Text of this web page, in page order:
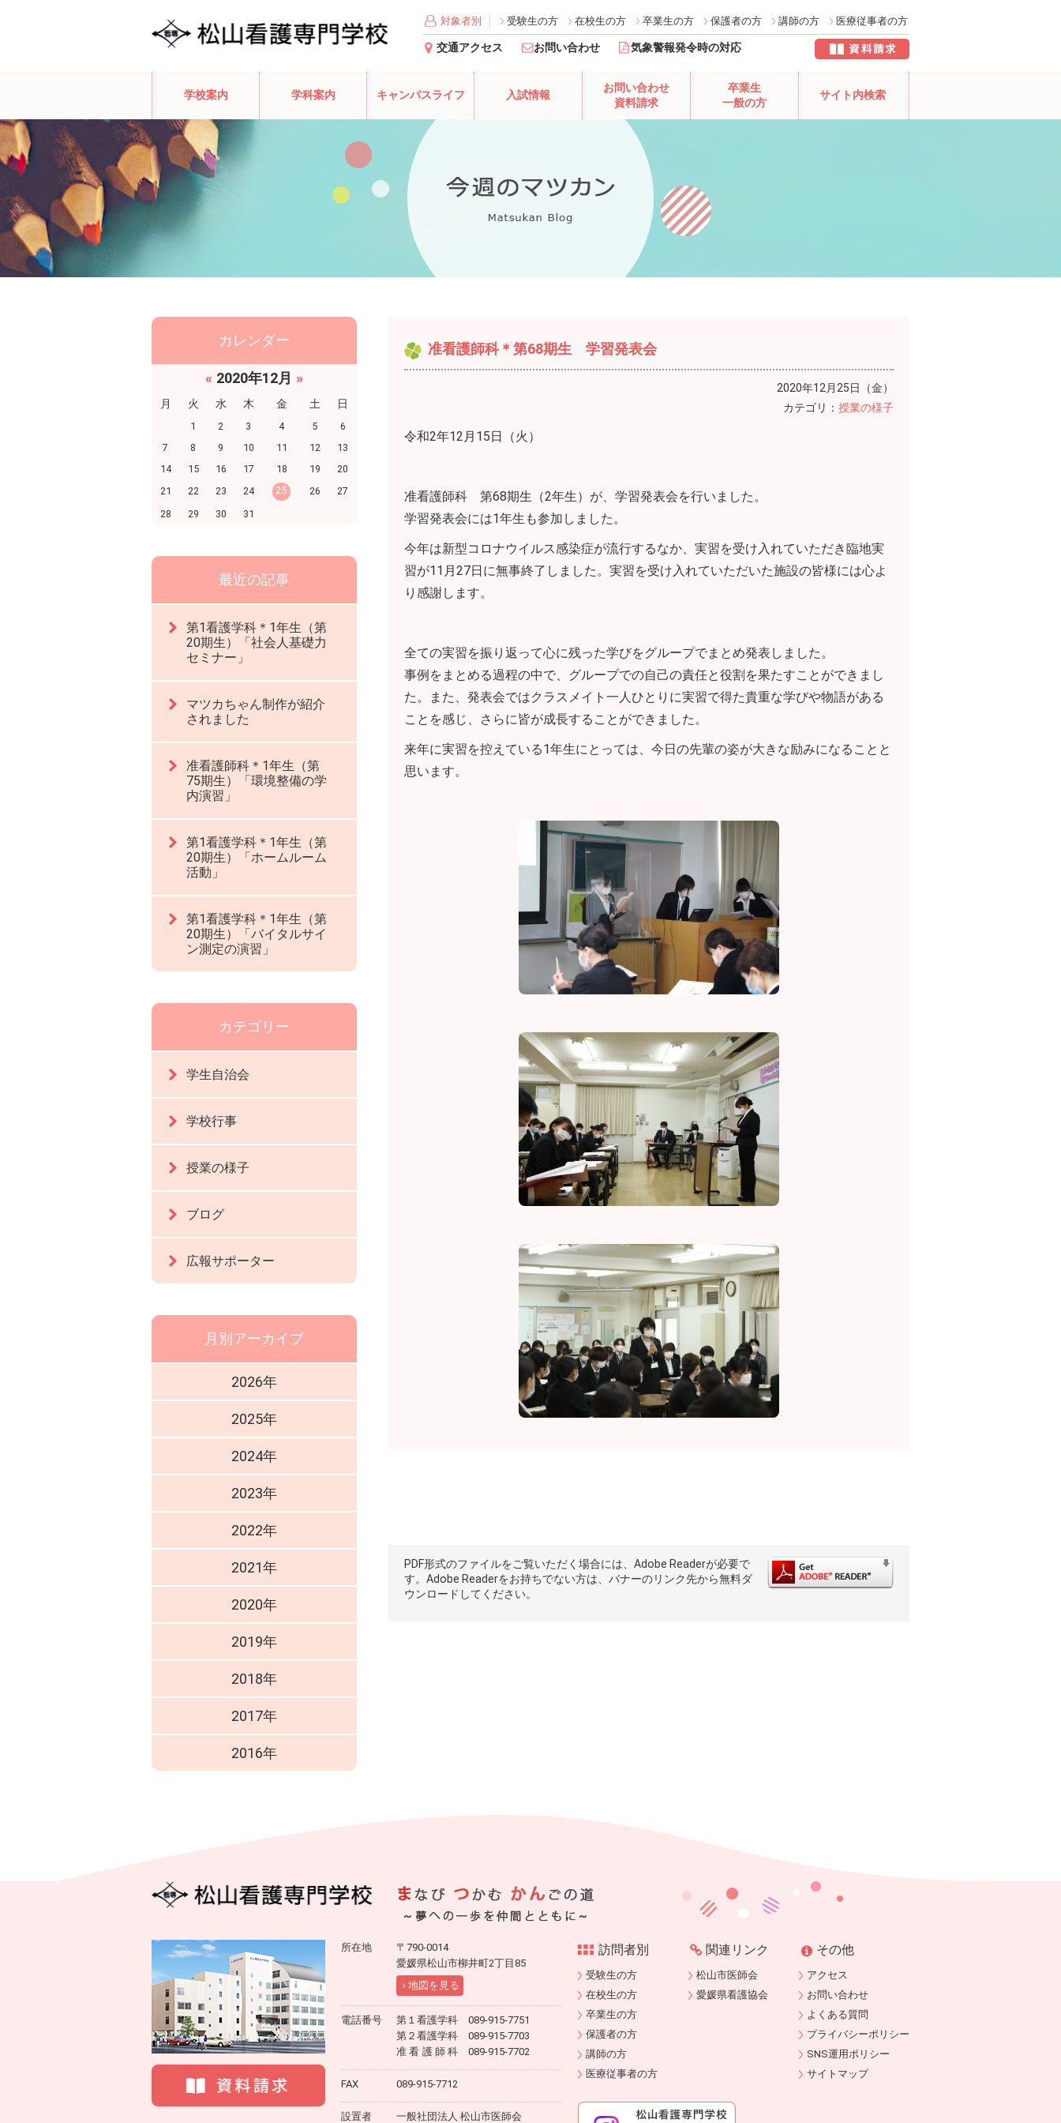
対象者別 受験生の方 在校生の方 卒業生の方 保護者の方 講師の方 医療従事者の方
交通アクセス お問い合わせ 気象警報発令時の対応
学校案内 学科案内 キャンパスライフ 入試情報
お問い合わせ
資料請求
卒業生
一般の方
サイト内検索
准看護師科＊第68期生 学習発表会
2020年12月25日（金）
カテゴリ： 授業の様子
令和2年12月15日（火）
准看護師科 第68期生（2年生）が、学習発表会を行いました。
学習発表会には1年生も参加しました。
今年は新型コロナウイルス感染症が流行するなか、実習を受け入れていただき臨地実
習が11月27日に無事終了しました。実習を受け入れていただいた施設の皆様には心よ
り感謝します。
全ての実習を振り返って心に残った学びをグループでまとめ発表しました。
事例をまとめる過程の中で、グループでの自己の責任と役割を果たすことができまし
た。また、発表会ではクラスメイト一人ひとりに実習で得た貴重な学びや物語がある
ことを感じ、さらに皆が成長することができました。
来年に実習を控えている1年生にとっては、今日の先輩の姿が大きな励みになることと
思います。
PDF形式のファイルをご覧いただく場合には、Adobe Readerが必要で
す。Adobe Readerをお持ちでない方は、バナーのリンク先から無料ダ
ウンロードしてください。
カレンダー
« 2020年12月 »
月 火 水 木 金 土 日
1 2 3 4 5
6
7
8 9 10 11 12
13
14
15 16 17 18 19
20
21
22 23 24 25 26
27
28
29 30 31
最近の記事
第1看護学科＊1年生（第
20期生）「社会人基礎力
セミナー」
マツカちゃん制作が紹介
されました
准看護師科＊1年生（第
75期生）「環境整備の学
内演習」
第1看護学科＊1年生（第
20期生）「ホームルーム
活動」
第1看護学科＊1年生（第
20期生）「バイタルサイ
ン測定の演習」
カテゴリー
学生自治会
学校行事
授業の様子
ブログ
広報サポーター
月別アーカイブ
2026年
2025年
2024年
2023年
2022年
2021年
2020年
2019年
2018年
2017年
2016年
所在地
〒790-0014
愛媛県松山市柳井町2丁目85
地図を見る
電話番号
第１看護学科 089-915-7751
第２看護学科 089-915-7703
准看護師科
089-915-7702
FAX 089-915-7712
設置者 一般社団法人 松山市医師会
訪問者別
受験生の方
在校生の方
卒業生の方
保護者の方
講師の方
医療従事者の方
関連リンク
松山市医師会
愛媛県看護協会
その他
アクセス
お問い合わせ
よくある質問
プライバシーポリシー
SNS運用ポリシー
サイトマップ